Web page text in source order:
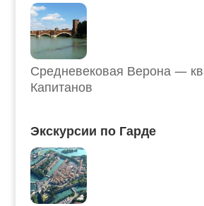
Средневековая Верона —
Капитанов
Экскурсии по Гарде